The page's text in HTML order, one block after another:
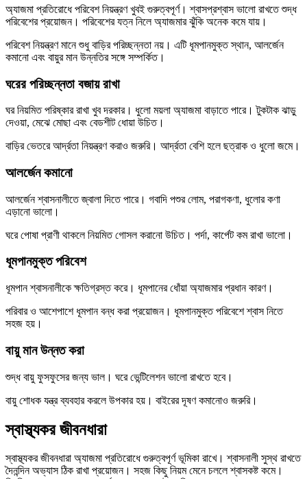
অ্যাজমা প্রতিরোধে পরিবেশ নিয়ন্ত্রণ খুবই গুরুত্বপূর্ণ। শ্বাসপ্রশ্বাস ভালো রাখতে শুদ্ধ
পরিবেশের প্রয়োজন। পরিবেশের যত্ন নিলে অ্যাজমার ঝুঁকি অনেক কমে যায়।
পরিবেশ নিয়ন্ত্রণ মানে শুধু বাড়ির পরিচ্ছন্নতা নয়। এটি ধূমপানমুক্ত স্থান, আলর্জেন
কমানো এবং বায়ুর মান উন্নতির সঙ্গে সম্পর্কিত।
ঘরের পরিচ্ছন্নতা বজায় রাখা
ঘর নিয়মিত পরিষ্কার রাখা খুব দরকার। ধুলো ময়লা অ্যাজমা বাড়াতে পারে। টুকটাক ঝাড়ু
দেওয়া, মেঝে মোছা এবং বেডশীট ধোয়া উচিত।
বাড়ির ভেতরে আর্দ্রতা নিয়ন্ত্রণ করাও জরুরি। আর্দ্রতা বেশি হলে ছত্রাক ও ধুলো জমে।
আলর্জেন কমানো
আলর্জেন শ্বাসনালীতে জ্বালা দিতে পারে। গবাদি পশুর লোম, পরাগকণা, ধুলোর কণা
এড়ানো ভালো।
ঘরে পোষা প্রাণী থাকলে নিয়মিত গোসল করানো উচিত। পর্দা, কার্পেট কম রাখা ভালো।
ধূমপানমুক্ত পরিবেশ
ধূমপান শ্বাসনালীকে ক্ষতিগ্রস্ত করে। ধূমপানের ধোঁয়া অ্যাজমার প্রধান কারণ।
পরিবার ও আশেপাশে ধূমপান বন্ধ করা প্রয়োজন। ধূমপানমুক্ত পরিবেশে শ্বাস নিতে
সহজ হয়।
বায়ু মান উন্নত করা
শুদ্ধ বায়ু ফুসফুসের জন্য ভাল। ঘরে ভেন্টিলেশন ভালো রাখতে হবে।
বায়ু শোধক যন্ত্র ব্যবহার করলে উপকার হয়। বাইরের দূষণ কমানোও জরুরি।
স্বাস্থ্যকর জীবনধারা
স্বাস্থ্যকর জীবনধারা অ্যাজমা প্রতিরোধে গুরুত্বপূর্ণ ভূমিকা রাখে। শ্বাসনালী সুস্থ রাখতে
দৈনন্দিন অভ্যাস ঠিক রাখা প্রয়োজন। সহজ কিছু নিয়ম মেনে চললে শ্বাসকষ্ট কমে।